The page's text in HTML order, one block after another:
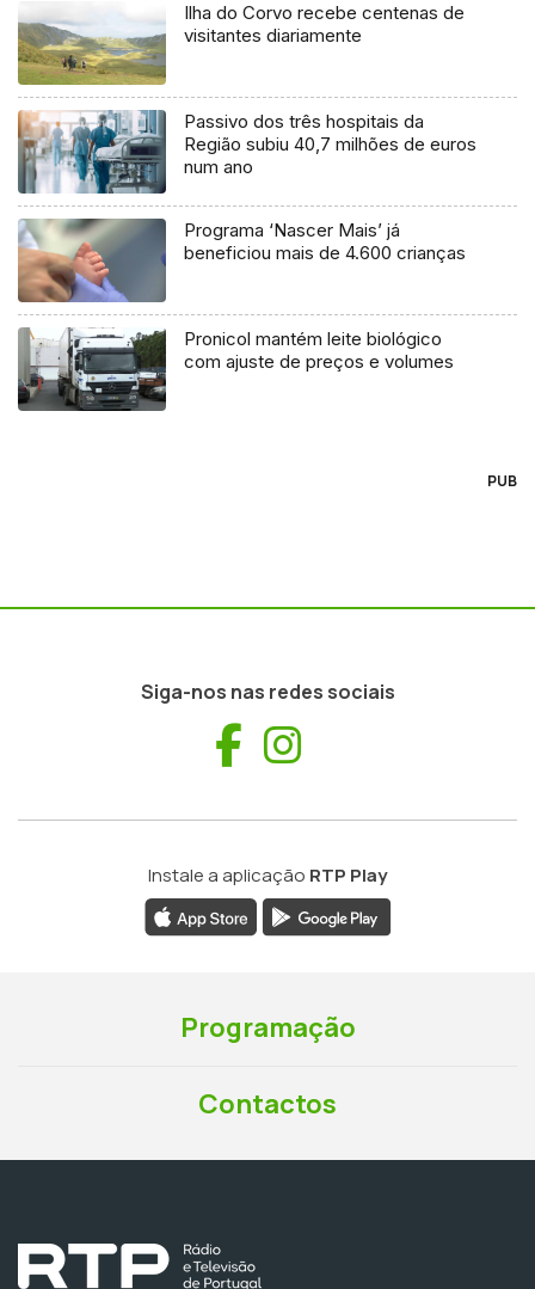
Ilha do Corvo recebe centenas de
visitantes diariamente
Passivo dos três hospitais da
Região subiu 40,7 milhões de euros
num ano
Programa ‘Nascer Mais’ já
beneficiou mais de 4.600 crianças
Pronicol mantém leite biológico
com ajuste de preços e volumes
PUB
Siga-nos nas redes sociais
Facebook
Instale a aplicação RTP Play
Programação
Contactos